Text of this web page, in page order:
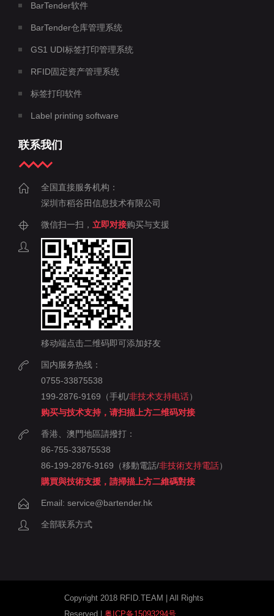
BarTender软件
BarTender仓库管理系统
GS1 UDI标签打印管理系统
RFID固定资产管理系统
标签打印软件
Label printing software
联系我们
全国直接服务机构：
深圳市稻谷田信息技术有限公司
微信扫一扫， 立即对接购买与支援
移动端点击二维码即可添加好友
国内服务热线：
0755-33875538
199-2876-9169（手机/非技术支持电话）
购买与技术支持，请扫描上方二维码对接
香港、澳門地區請撥打：
86-755-33875538
86-199-2876-9169（移動電話/非技術支持電話）
購買與技術支援，請掃描上方二維碼對接
Email: service@bartender.hk
全部联系方式
Copyright 2018 RFID.TEAM | All Rights
Reserved | 粤ICP备15093294号